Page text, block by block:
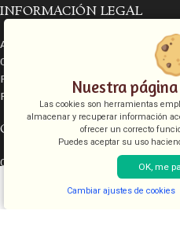
INFORMACIÓN LEGAL
Aviso legal
Condiciones de venta
Política de cookies
Política de privacidad
CATEGORÍAS
COSMETICA
My account
Nuestra página
Las cookies son herramientas
almacenar y recuperar información
ofrecer un correcto
Puedes aceptar su uso
OK, me
Cambiar ajustes de cookies